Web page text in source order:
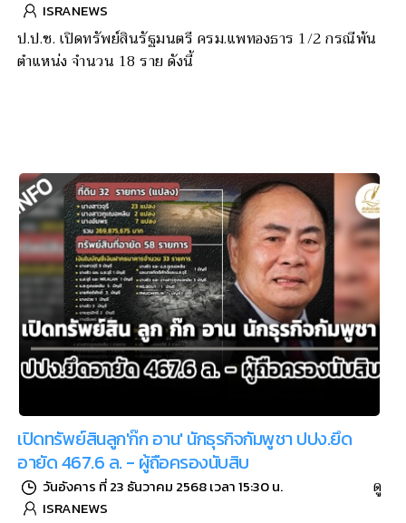
ISRANEWS
ป.ป.ช. เปิดทรัพย์สินรัฐมนตรี ครม.แพทองธาร 1/2 กรณีพ้น
ตำแหน่ง จำนวน 18 ราย ดังนี้
เปิดทรัพย์สินลูก'ก๊ก อาน' นักธุรกิจกัมพูชา ปปง.ยึด
อายัด 467.6 ล. - ผู้ถือครองนับสิบ
วันอังคาร ที่ 23 ธันวาคม 2568 เวลา 15:30 น.
ISRANEWS
ดู